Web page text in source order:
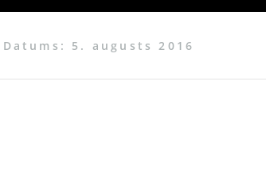
Datums: 5. augusts 2016